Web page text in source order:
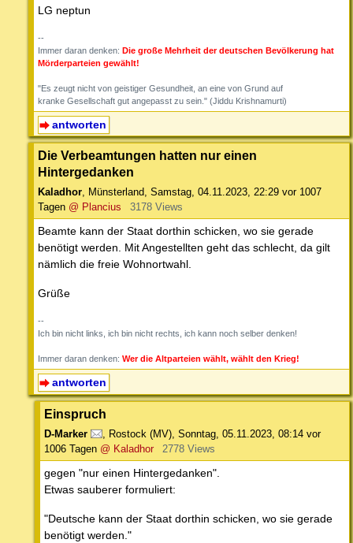
LG neptun
--
Immer daran denken: Die große Mehrheit der deutschen Bevölkerung hat
Mörderparteien gewählt!
"Es zeugt nicht von geistiger Gesundheit, an eine von Grund auf
kranke Gesellschaft gut angepasst zu sein." (Jiddu Krishnamurti)
antworten
Die Verbeamtungen hatten nur einen
Hintergedanken
Kaladhor, Münsterland, Samstag, 04.11.2023, 22:29 vor 1007
Tagen @ Plancius 3178 Views
Beamte kann der Staat dorthin schicken, wo sie gerade
benötigt werden. Mit Angestellten geht das schlecht, da gilt
nämlich die freie Wohnortwahl.
Grüße
--
Ich bin nicht links, ich bin nicht rechts, ich kann noch selber denken!
Immer daran denken: Wer die Altparteien wählt, wählt den Krieg!
antworten
Einspruch
D-Marker , Rostock (MV), Sonntag, 05.11.2023, 08:14 vor
1006 Tagen @ Kaladhor 2778 Views
gegen "nur einen Hintergedanken".
Etwas sauberer formuliert:
"Deutsche kann der Staat dorthin schicken, wo sie gerade
benötigt werden."